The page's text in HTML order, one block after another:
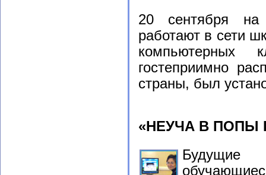
20 сентября на
работают в сети
компьютерных
гостеприимно
страны, был
«НЕУЧА В ПОПЫ
Будущие